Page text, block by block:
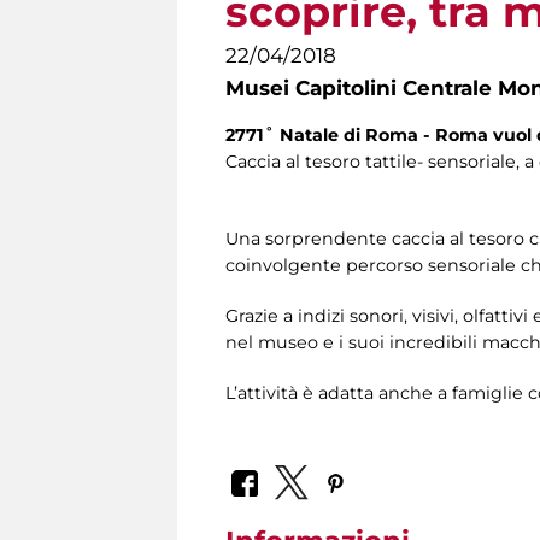
scoprire, tra
22/04/2018
Musei Capitolini Centrale
2771˚ Natale di Roma - Roma
Caccia al tesoro tattile- sensoriale,
Una sorprendente caccia al tesoro
coinvolgente percorso sensoriale
Grazie a indizi sonori, visivi,
nel museo e i suoi incredibili
L’attività è adatta anche a